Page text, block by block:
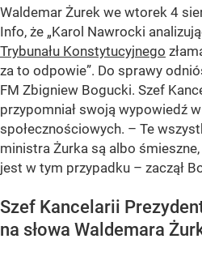
Waldemar Żurek we wtorek 4
Info, że „Karol Nawrocki
Trybunału Konstytucyjnego
za to odpowie”. Do sprawy
FM Zbigniew Bogucki. Szef
przypomniał swoją wypowiedź
społecznościowych. – Te
ministra Żurka są albo
jest w tym przypadku – zaczął
Szef Kancelarii
na słowa Waldemara